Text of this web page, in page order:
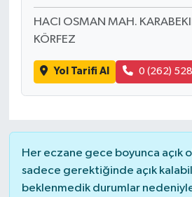
HACI OSMAN MAH.
KÖRFEZ
Yol Tarifi Al 0 (262)
Her eczane gece boyunca açık
sadece gerektiğinde açık
beklenmedik durumlar